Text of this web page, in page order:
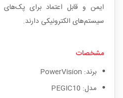
سیستم‌های الکترونیکی دارند.
مشخصات
برند: PowerVision
مدل: PEGIC10